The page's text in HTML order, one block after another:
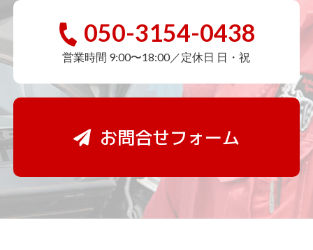
050-3154-0438
営業時間 9:00〜18:00／定休日 日・祝
お問合せフォーム